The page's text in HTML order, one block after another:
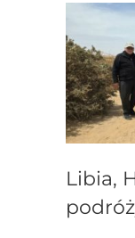
Libia,